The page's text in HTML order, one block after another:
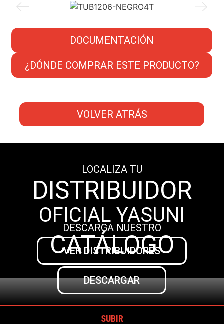
DOCUMENTACIÓN
¿DÓNDE COMPRAR ESTE PRODUCTO?
VOLVER ATRÁS
LOCALIZA TU
DISTRIBUIDOR
OFICIAL YASUNI
VER DISTRIBUIDORES
DESCARGA NUESTRO
CATÁLOGO
DESCARGAR
SUBIR